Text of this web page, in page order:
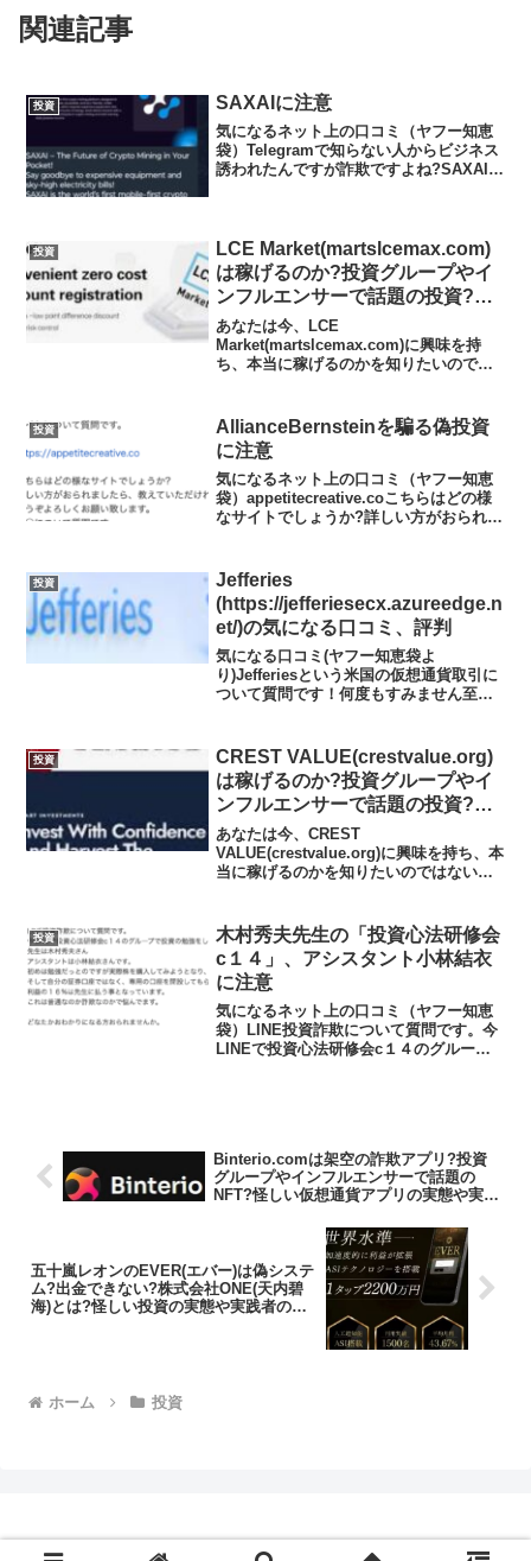
関連記事
投資 SAXAIに注意
気になるネット上の口コミ（ヤフー知恵
袋）Telegramで知らない人からビジネス
誘われたんですが詐欺ですよね?SAXAI –
投資
LCE Market(martslcemax.com)
は稼げるのか?投資グループやイ
ンフルエンサーで話題の投資?投
資アプリの実態や実践者の声、口
コミや評判を調査しました
あなたは今、LCE
Market(martslcemax.com)に興味を持
ち、本当に稼げるのかを知りたいのでは
なのかを調べようとしているのではない
だろう...
投資
AllianceBernsteinを騙る偽投資
に注意
気になるネット上の口コミ（ヤフー知恵
袋）appetitecreative.coこちらはどの様
なサイトでしょうか?詳しい方がおられま
説このようなご相談を最近よくいただき
ま...
投資
Jefferies
(https://jefferiesecx.azureedge.n
et/)の気になる口コミ、評判
気になる口コミ(ヤフー知恵袋よ
り)Jefferiesという米国の仮想通貨取引に
ついて質問です！何度もすみません至急
要。こういったシステムは本当にあるの
でしょうか？詐...
投資
CREST VALUE(crestvalue.org)
は稼げるのか?投資グループやイ
ンフルエンサーで話題の投資?投
資アプリの実態や実践者の声、口
コミや評判を調査しました
あなたは今、CREST
VALUE(crestvalue.org)に興味を持ち、本
当に稼げるのかを知りたいのではないだ
かを調べようとしているのではないだろ
う...
投資
木村秀夫先生の「投資心法研修会
c１４」、アシスタント小林結衣
に注意
気になるネット上の口コミ（ヤフー知恵
袋）LINE投資詐欺について質問です。今
LINEで投資心法研修会c１４のグループ
Binterio.comは架空の詐欺アプリ?投資
グループやインフルエンサーで話題の
NFT?怪しい仮想通貨アプリの実態や実践
五十嵐レオンのEVER(エバー)は偽システ
ム?出金できない?株式会社ONE(天内碧
海)とは?怪しい投資の実態や実践者の
ホーム 投資